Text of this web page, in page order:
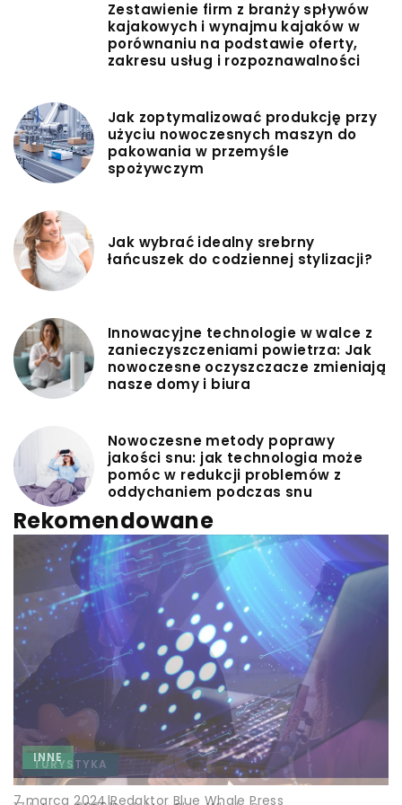
Zestawienie firm z branży spływów
kajakowych i wynajmu kajaków w
porównaniu na podstawie oferty,
zakresu usług i rozpoznawalności
Jak zoptymalizować produkcję przy
użyciu nowoczesnych maszyn do
pakowania w przemyśle
spożywczym
Jak wybrać idealny srebrny
łańcuszek do codziennej stylizacji?
Innowacyjne technologie w walce z
zanieczyszczeniami powietrza: Jak
nowoczesne oczyszczacze zmieniają
nasze domy i biura
Nowoczesne metody poprawy
jakości snu: jak technologia może
pomóc w redukcji problemów z
oddychaniem podczas snu
Rekomendowane
REKREACJA
TURYSTYKA
INNE
7 marca 2024|Redaktor Blue Whale Press